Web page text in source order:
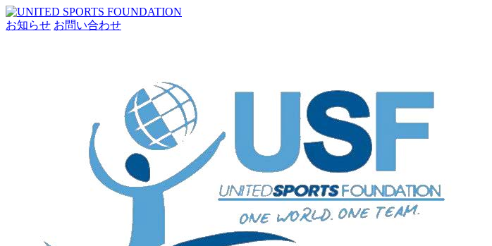
お知らせ お問い合わせ